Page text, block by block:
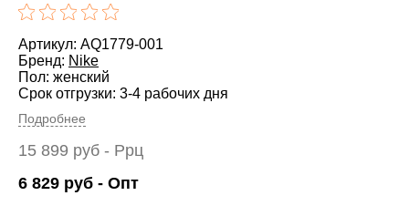
Артикул: AQ1779-001
Бренд: Nike
Пол: женский
Срок отгрузки: 3-4 рабочих дня
Подробнее
15 899 руб - Ррц
6 829 руб - Опт